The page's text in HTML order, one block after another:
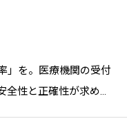
」を。医療機関の受付
全性と正確性が求めら